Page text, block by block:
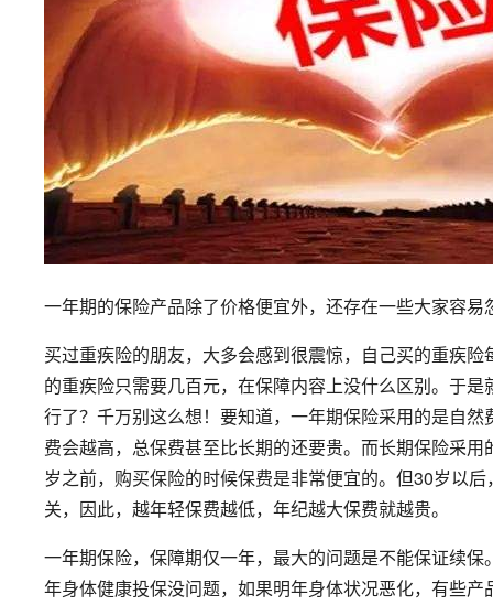
一年期的保险产品除了价格便宜外，还存在一些大家容
买过重疾险的朋友，大多会感到很震惊，自己买的重疾
的重疾险只需要几百元，在保障内容上没什么区别。于
行了？千万别这么想！要知道，一年期保险采用的是自
费会越高，总保费甚至比长期的还要贵。而长期保险采
岁之前，购买保险的时候保费是非常便宜的。但30岁以
关，因此，越年轻保费越低，年纪越大保费就越贵。
一年期保险，保障期仅一年，最大的问题是不能保证续
年身体健康投保没问题，如果明年身体状况恶化，有些